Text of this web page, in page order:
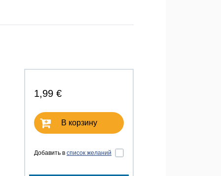
1,99 €
В корзину
Добавить в список желаний